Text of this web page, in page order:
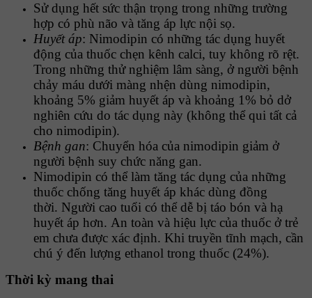
Sử dụng hết sức thận trọng trong những trường
hợp có phù não và tăng áp lực nội sọ.
Huyết áp: Nimodipin có những tác dụng huyết
động của thuốc chẹn kênh calci, tuy không rõ rệt.
Trong những thử nghiệm lâm sàng, ở người bệnh
chảy máu dưới màng nhện dùng nimodipin,
khoảng 5% giảm huyết áp và khoảng 1% bỏ dở
nghiên cứu do tác dụng này (không thể qui tất cả
cho nimodipin).
Bệnh gan: Chuyển hóa của nimodipin giảm ở
người bệnh suy chức năng gan.
Nimodipin có thể làm tăng tác dụng của những
thuốc chống tăng huyết áp khác dùng đồng
thời. Người cao tuổi có thể dễ bị táo bón và hạ
huyết áp hơn. An toàn và hiệu lực của thuốc ở trẻ
em chưa được xác định. Khi truyền tĩnh mạch, cần
chú ý đến lượng ethanol trong thuốc (24%).
Thời kỳ mang thai